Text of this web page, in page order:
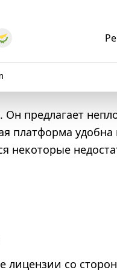
. Он предлагает
платформа удобна
некоторые
лицензии со